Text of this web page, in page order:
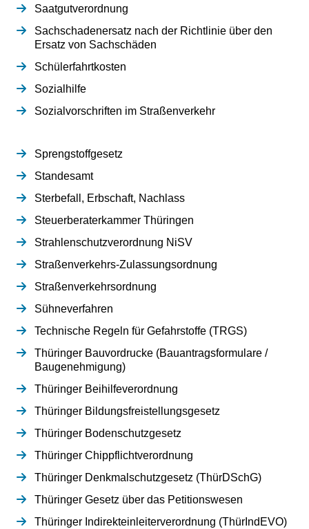
Saatgutverordnung
Sachschadenersatz nach der Richtlinie über den
Ersatz von Sachschäden
Schülerfahrtkosten
Sozialhilfe
Sozialvorschriften im Straßenverkehr
Sprengstoffgesetz
Standesamt
Sterbefall, Erbschaft, Nachlass
Steuerberaterkammer Thüringen
Strahlenschutzverordnung NiSV
Straßenverkehrs-Zulassungsordnung
Straßenverkehrsordnung
Sühneverfahren
Technische Regeln für Gefahrstoffe (TRGS)
Thüringer Bauvordrucke (Bauantragsformulare /
Baugenehmigung)
Thüringer Beihilfeverordnung
Thüringer Bildungsfreistellungsgesetz
Thüringer Bodenschutzgesetz
Thüringer Chippflichtverordnung
Thüringer Denkmalschutzgesetz (ThürDSchG)
Thüringer Gesetz über das Petitionswesen
Thüringer Indirekteinleiterverordnung (ThürIndEVO)